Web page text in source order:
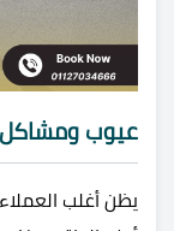
عيوب ومشاكل
يظن أغلب